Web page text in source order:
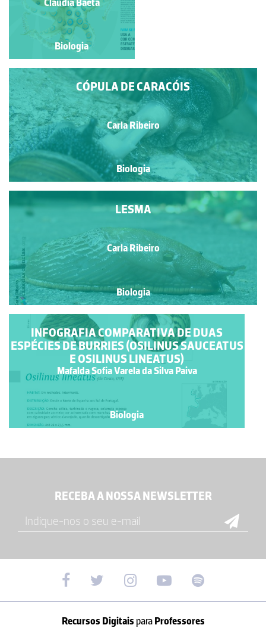
Biologia
CÓPULA DE CARACÓIS
Carla Ribeiro
Biologia
LESMA
Carla Ribeiro
Biologia
Biologia
INFOGRAFIA COMPARATIVA DE DUAS
ESPÉCIES DE BURRIES (OSILINUS SAUCEATUS
E OSILINUS LINEATUS)
Mafalda Sofia Varela da Silva Paiva
Biologia
RECEBA A NOSSA NEWSLETTER
Recursos Digitais paraProfessores